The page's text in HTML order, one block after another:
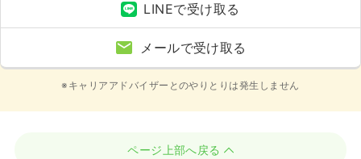
LINEで受け取る
メールで受け取る
※キャリアアドバイザーとのやりとりは発生しません
ページ上部へ戻る